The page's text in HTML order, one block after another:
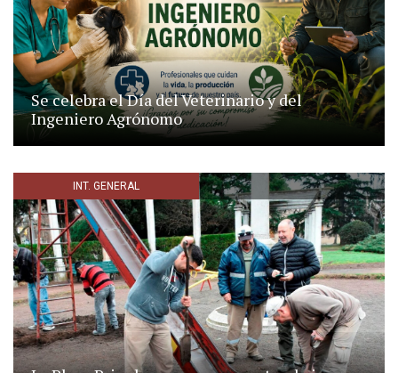
Se celebra el Día del Veterinario y del
Ingeniero Agrónomo
INT. GENERAL